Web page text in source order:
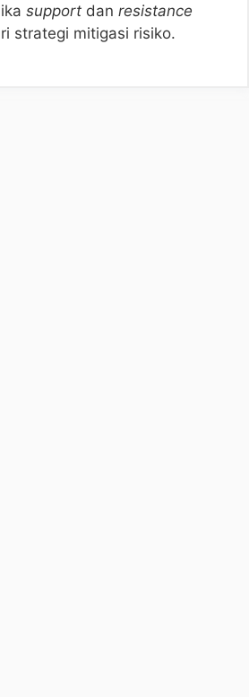
support dan resistance
strategi mitigasi risiko.